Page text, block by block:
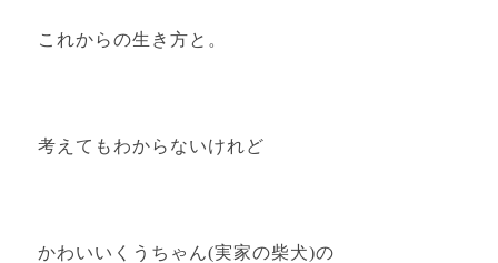
これからの生き方と。
考えてもわからないけれど
かわいいくうちゃん(実家の柴犬)の